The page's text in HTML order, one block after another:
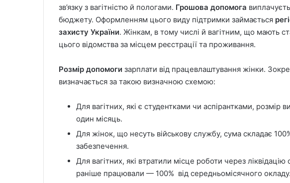
зв’язку з вагітністю й пологами. Грошова допомога
бюджету. Оформленням цього виду підтримки займається
захисту України. Жінкам, в тому числі й вагітним, що мають
цього відомства за місцем реєстрації та проживання.
Розмір допомоги зарплати від працевлаштування жінки.
визначається за такою визначною схемою:
Для вагітних, які є студентками чи аспірантками, розмір
один місяць.
Для жінок, що несуть військову службу, сума складає
забезпечення.
Для вагітних, які втратили місце роботи через
раніше працювали — 100% від середньомісячного окладу.